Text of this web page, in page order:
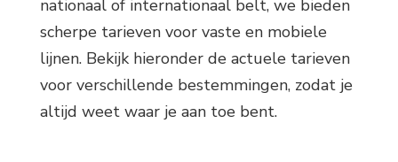
nationaal of internationaal belt, we bieden
scherpe tarieven voor vaste en mobiele
lijnen. Bekijk hieronder de actuele tarieven
voor verschillende bestemmingen, zodat je
altijd weet waar je aan toe bent.